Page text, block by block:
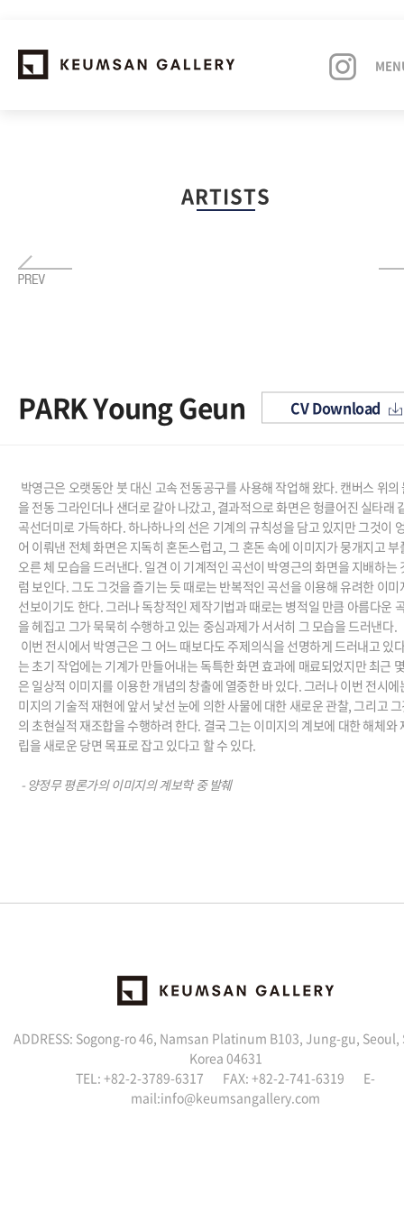
ARTISTS
PARK Young Geun CV Download
박영근은 오랫동안 붓 대신 고속 전동공구를 사용해 작업해 왔다. 캔버스 위의
을 전동 그라인더나 샌더로 갈아 나갔고, 결과적으로 화면은 헝클어진 실타래
곡선더미로 가득하다. 하나하나의 선은 기계의 규칙성을 담고 있지만 그것이
어 이뤄낸 전체 화면은 지독히 혼돈스럽고, 그 혼돈 속에 이미지가 뭉개지고 부
오른 체 모습을 드러낸다. 일견 이 기계적인 곡선이 박영근의 화면을 지배하는
럼 보인다. 그도 그것을 즐기는 듯 때로는 반복적인 곡선을 이용해 유려한 이미
선보이기도 한다. 그러나 독창적인 제작기법과 때로는 병적일 만큼 아름다운
을 헤집고 그가 묵묵히 수행하고 있는 중심과제가 서서히 그 모습을 드러낸다.
이번 전시에서 박영근은 그 어느 때보다도 주제의식을 선명하게 드러내고 있
는 초기 작업에는 기계가 만들어내는 독특한 화면 효과에 매료되었지만 최근
은 일상적 이미지를 이용한 개념의 창출에 열중한 바 있다. 그러나 이번 전시에
미지의 기술적 재현에 앞서 낯선 눈에 의한 사물에 대한 새로운 관찰, 그리고
의 초현실적 재조합을 수행하려 한다. 결국 그는 이미지의 계보에 대한 해체와
립을 새로운 당면 목표로 잡고 있다고 할 수 있다.
- 양정무 평론가의 이미지의 계보학 중 발췌
ADDRESS: Sogong-ro 46, Namsan Platinum B103, Jung-gu, Seoul,
Korea 04631
TEL: +82-2-3789-6317 FAX: +82-2-741-6319 E-
mail:info@keumsangallery.com